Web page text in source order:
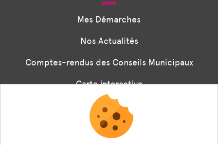
Mes Démarches
Nos Actualités
Comptes-rendus des Conseils Municipaux
Carte interactive
Associations
Formulaire panneaux digitaux